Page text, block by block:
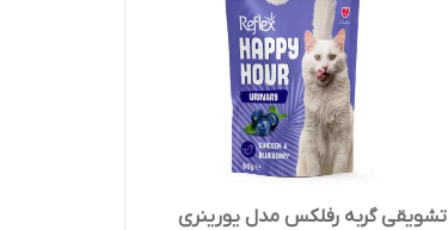
تشویقی گربه رفلکس مدل یورینری